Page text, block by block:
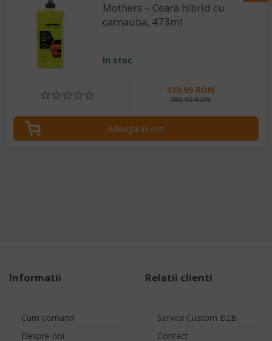
Mothers – Ceara hibrid cu
carnauba, 473ml
In stoc
139,99 RON
183,99 RON
Adauga in cos
Informatii
Cum comand
Despre noi
Relatii clienti
Servicii Custom B2B
Contact